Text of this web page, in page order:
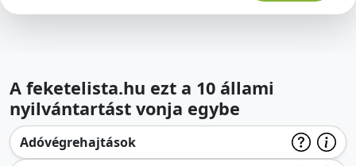
A feketelista.hu ezt a 10 állami
nyilvántartást vonja egybe
Adóvégrehajtások